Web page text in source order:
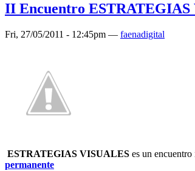
II Encuentro ESTRATEGIAS
Fri, 27/05/2011 - 12:45pm — faenadigital
ESTRATEGIAS VISUALES es un
permanente